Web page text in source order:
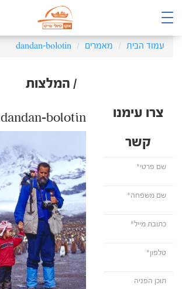
עמוד הבית מאמרים dandan-bolotin
/ המלצות
צרו עימנו
קשר
dandan-bolotin